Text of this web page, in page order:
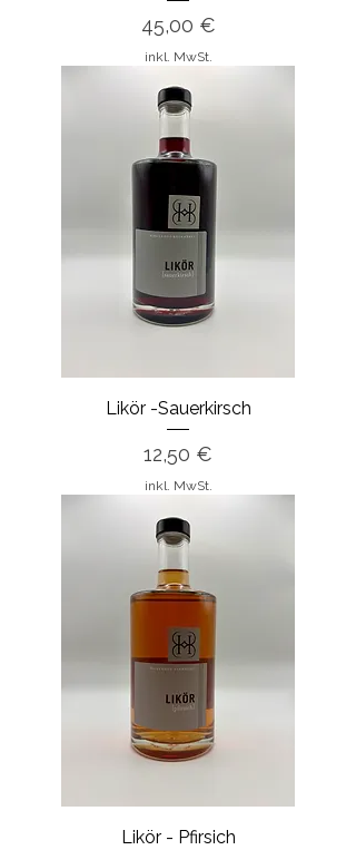
Preis
45,00 €
inkl. MwSt.
Likör -Sauerkirsch
Preis
12,50 €
inkl. MwSt.
Likör - Pfirsich